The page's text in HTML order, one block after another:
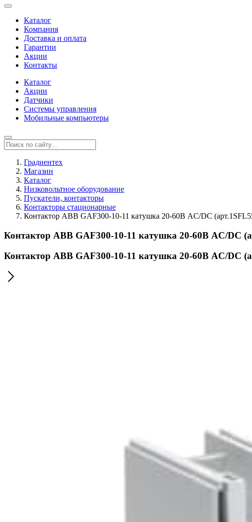
Каталог
Компания
Доставка и оплата
Гарантии
Акции
Контакты
Каталог
Акции
Датчики
Системы управления
Мобильные компьютеры
Градиентех
Магазин
Каталог
Низковольтное оборудование
Пускатели, контакторы
Контакторы стационарные
Контактор ABB GAF300-10-11 катушка 20-60В AC/DC
Контактор ABB GAF300-10-11 катушка 20-60В AC/DC
Контактор ABB GAF300-10-11 катушка 20-60В AC/DC